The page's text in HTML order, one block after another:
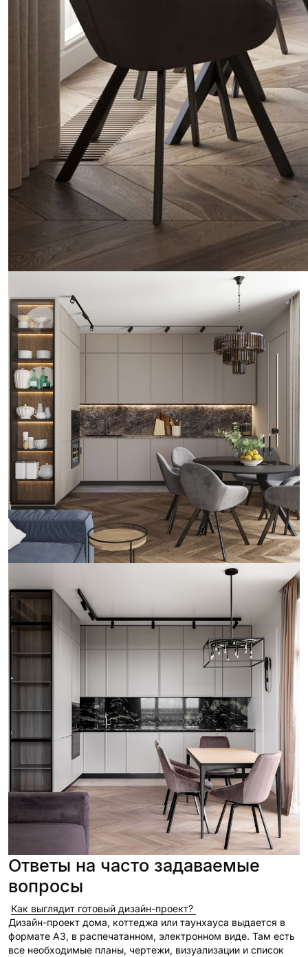
Ответы на часто задаваемые
вопросы
Как выглядит готовый дизайн-проект?
Дизайн-проект дома, коттеджа или таунхауса выдается в
формате А3, в распечатанном, электронном виде. Там есть
все необходимые планы, чертежи, визуализации и список